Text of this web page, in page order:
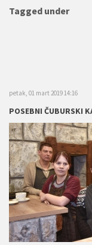
Tagged under
petak, 01 mart 2019 14:16
POSEBNI